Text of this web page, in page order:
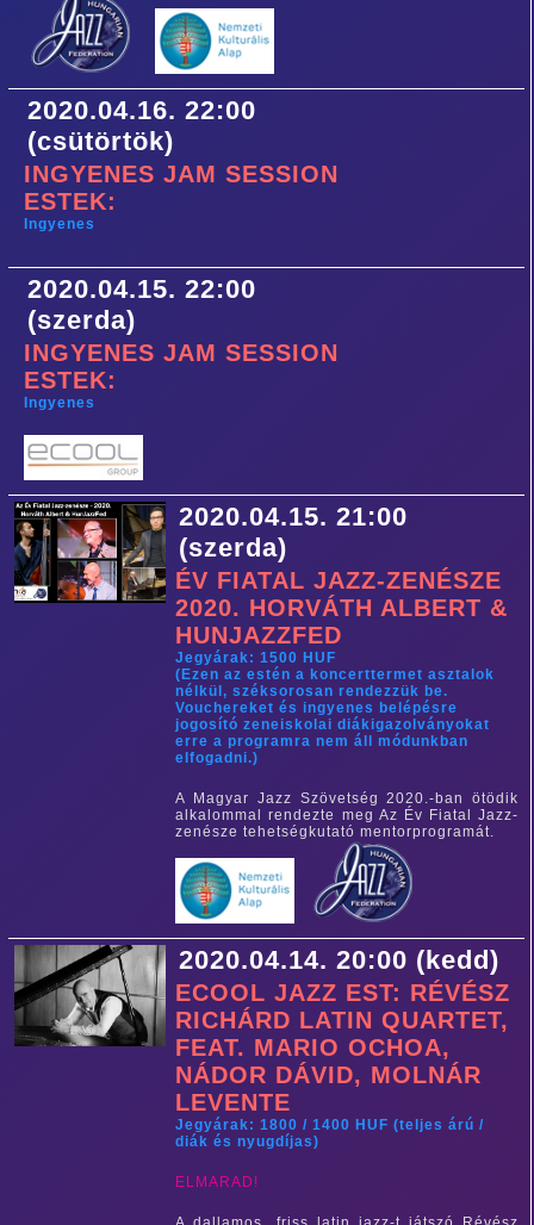
2020.04.16. 22:00
(csütörtök)
INGYENES JAM SESSION
ESTEK:
Ingyenes
2020.04.15. 22:00
(szerda)
INGYENES JAM SESSION
ESTEK:
Ingyenes
2020.04.15. 21:00
(szerda)
ÉV FIATAL JAZZ-ZENÉSZE
2020. HORVÁTH ALBERT &
HUNJAZZFED
Jegyárak: 1500 HUF
(Ezen az estén a koncerttermet asztalok
nélkül, széksorosan rendezzük be.
Vouchereket és ingyenes belépésre
jogosító zeneiskolai diákigazolványokat
erre a programra nem áll módunkban
elfogadni.)
A Magyar Jazz Szövetség 2020.-ban ötödik
alkalommal rendezte meg Az Év Fiatal Jazz-
zenésze tehetségkutató mentorprogramát.
2020.04.14. 20:00 (kedd)
ECOOL JAZZ EST: RÉVÉSZ
RICHÁRD LATIN QUARTET,
FEAT. MARIO OCHOA,
NÁDOR DÁVID, MOLNÁR
LEVENTE
Jegyárak: 1800 / 1400 HUF (teljes árú /
diák és nyugdíjas)
​ELMARAD!